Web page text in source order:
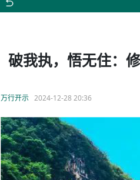
破我执，悟无住：
万行开示 2024-12-28 20:36